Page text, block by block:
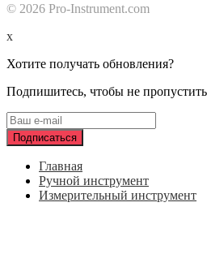
© 2026 Pro-Instrument.com
x
Хотите получать обновления?
Подпишитесь, чтобы не
Главная
Ручной инструмент
Измерительный инструмент